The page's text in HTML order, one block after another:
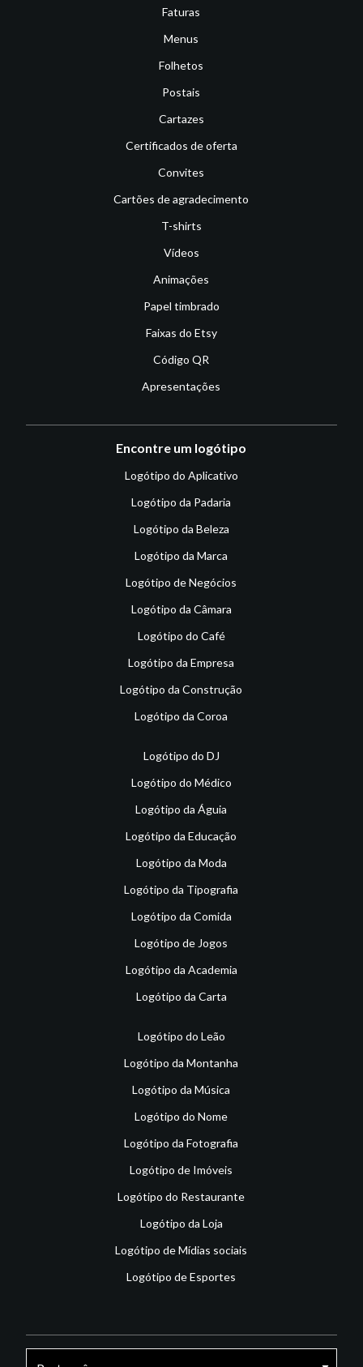
Faturas
Menus
Folhetos
Postais
Cartazes
Certificados de oferta
Convites
Cartões de agradecimento
T-shirts
Vídeos
Animações
Papel timbrado
Faixas do Etsy
Código QR
Apresentações
Encontre um logótipo
Logótipo do Aplicativo
Logótipo da Padaria
Logótipo da Beleza
Logótipo da Marca
Logótipo de Negócios
Logótipo da Câmara
Logótipo do Café
Logótipo da Empresa
Logótipo da Construção
Logótipo da Coroa
Logótipo do DJ
Logótipo do Médico
Logótipo da Águia
Logótipo da Educação
Logótipo da Moda
Logótipo da Tipografia
Logótipo da Comida
Logótipo de Jogos
Logótipo da Academia
Logótipo da Carta
Logótipo do Leão
Logótipo da Montanha
Logótipo da Música
Logótipo do Nome
Logótipo da Fotografia
Logótipo de Imóveis
Logótipo do Restaurante
Logótipo da Loja
Logótipo de Mídias sociais
Logótipo de Esportes